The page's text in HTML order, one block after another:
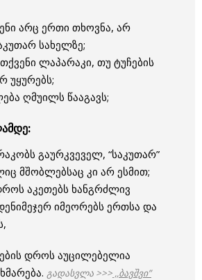
არც ერთი თხოვნა, არ
სახელზე;
ლაპარაკი, თუ ტუჩების
უყურებს;
ღმუილს წააგავს;
გაურკვეველ, “საკუთარ”
მშობლებსაც კი არ ესმით;
აკეთებს ხანგრძლივ
იმეორებს ერთსა და
დროს აუცილებელია
გადასვლა >>> ,,ბავშვი”